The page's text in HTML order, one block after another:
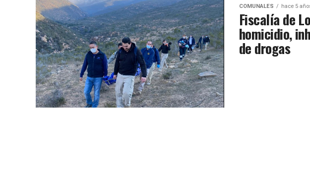
COMUNALES hace 5
Fiscalía de
homicidio,
de drogas